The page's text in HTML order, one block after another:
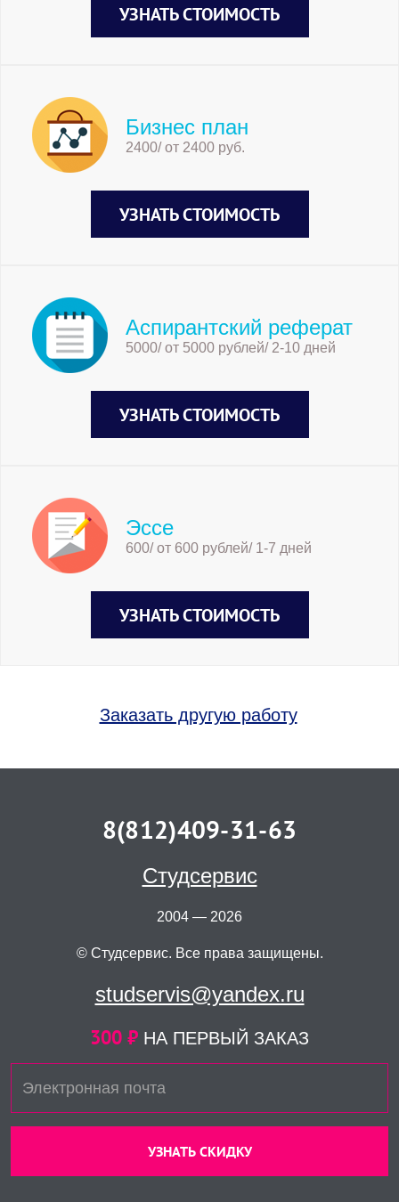
УЗНАТЬ СТОИМОСТЬ
Бизнес план
2400/ от 2400 руб.
УЗНАТЬ СТОИМОСТЬ
Аспирантский реферат
5000/ от 5000 рублей/ 2-10 дней
УЗНАТЬ СТОИМОСТЬ
Эссе
600/ от 600 рублей/ 1-7 дней
УЗНАТЬ СТОИМОСТЬ
Заказать другую работу
8(812)409-31-63
Студсервис
2004 — 2026
© Студсервис. Все права защищены.
studservis@yandex.ru
300 ₽ НА ПЕРВЫЙ ЗАКАЗ
УЗНАТЬ СКИДКУ